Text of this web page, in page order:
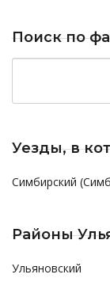
Поиск по
Уезды, в
Симбирский
Районы
Ульяновский